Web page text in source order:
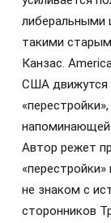
либеральными
такими
Канзас.
США движутся
напоминающей
Автор режет
не знаком с
сторонников